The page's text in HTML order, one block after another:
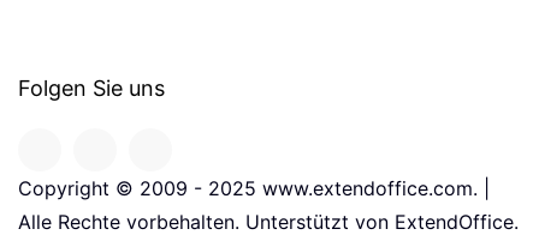
Folgen Sie uns
Copyright © 2009 - 2025 www.extendoffice.com. |
Alle Rechte vorbehalten. Unterstützt von ExtendOffice.